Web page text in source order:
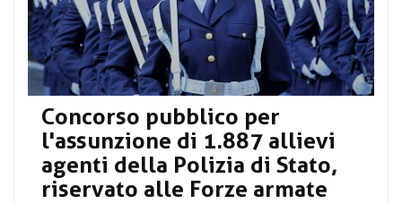
Concorso pubblico per
l'assunzione di 1.887 allievi
agenti della Polizia di Stato,
riservato alle Forze armate